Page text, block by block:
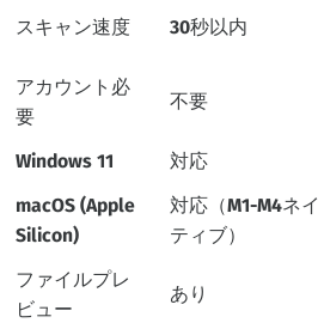
スキャン速度 30秒以内
アカウント必
要
不要
Windows 11 対応
macOS (Apple
Silicon)
対応（M1-M4ネイ
ティブ）
ファイルプレ
ビュー
あり